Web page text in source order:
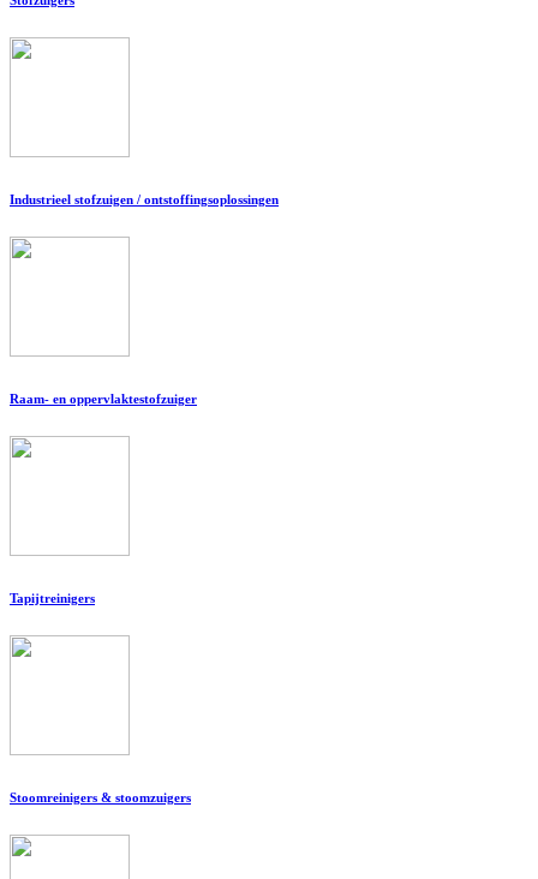
Industrieel stofzuigen / ontstoffingsoplossingen
Raam- en oppervlaktestofzuiger
Tapijtreinigers
Stoomreinigers & stoomzuigers